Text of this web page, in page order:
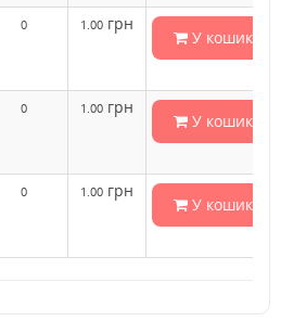
0 1.00 грн
У кошик
0 1.00 грн
У кошик
0 1.00 грн
У кошик